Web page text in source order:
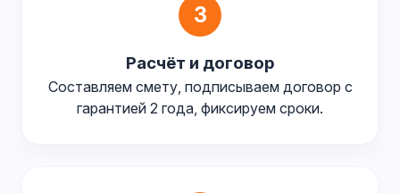
3
Расчёт и договор
Составляем смету, подписываем договор с
гарантией 2 года, фиксируем сроки.